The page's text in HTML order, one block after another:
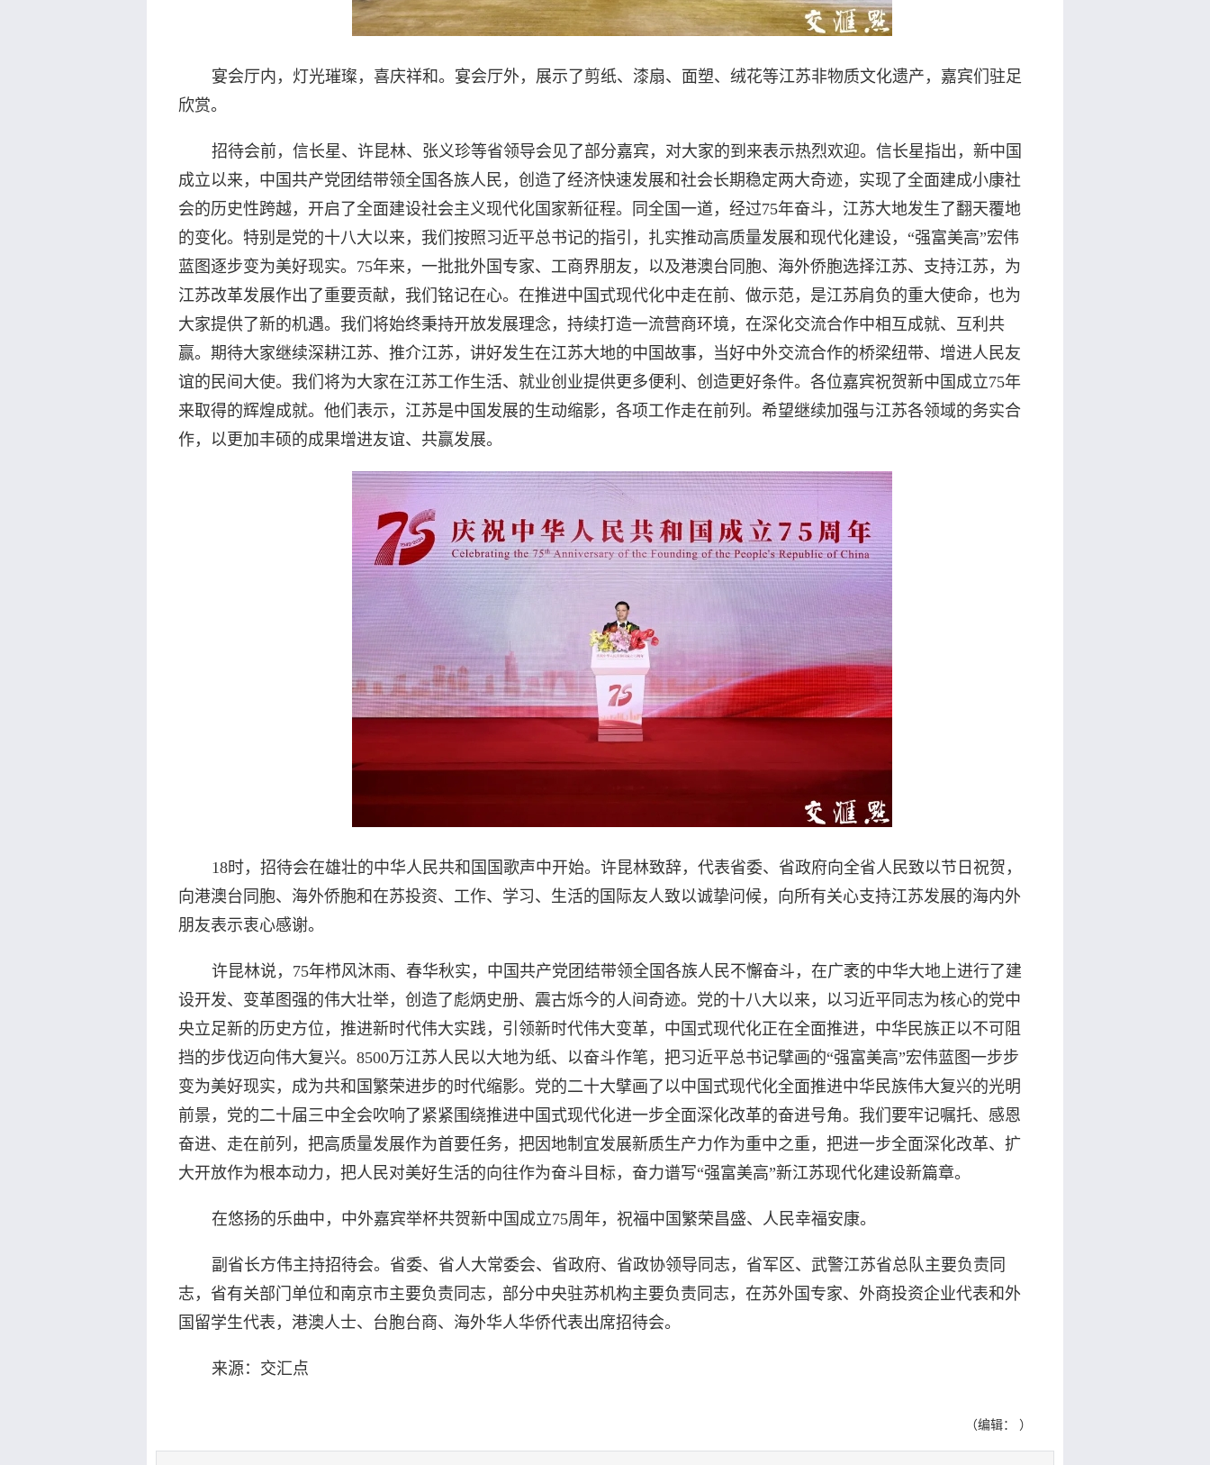
宴会厅内，灯光璀璨，喜庆祥和。宴会厅外，展示了剪纸、漆扇、面塑、绒花等江苏非物质文化遗产，嘉宾们驻足
欣赏。
招待会前，信长星、许昆林、张义珍等省领导会见了部分嘉宾，对大家的到来表示热烈欢迎。信长星指出，新中国
成立以来，中国共产党团结带领全国各族人民，创造了经济快速发展和社会长期稳定两大奇迹，实现了全面建成小康社
会的历史性跨越，开启了全面建设社会主义现代化国家新征程。同全国一道，经过75年奋斗，江苏大地发生了翻天覆地
的变化。特别是党的十八大以来，我们按照习近平总书记的指引，扎实推动高质量发展和现代化建设，“强富美高”宏伟
蓝图逐步变为美好现实。75年来，一批批外国专家、工商界朋友，以及港澳台同胞、海外侨胞选择江苏、支持江苏，为
江苏改革发展作出了重要贡献，我们铭记在心。在推进中国式现代化中走在前、做示范，是江苏肩负的重大使命，也为
大家提供了新的机遇。我们将始终秉持开放发展理念，持续打造一流营商环境，在深化交流合作中相互成就、互利共
赢。期待大家继续深耕江苏、推介江苏，讲好发生在江苏大地的中国故事，当好中外交流合作的桥梁纽带、增进人民友
谊的民间大使。我们将为大家在江苏工作生活、就业创业提供更多便利、创造更好条件。各位嘉宾祝贺新中国成立75年
来取得的辉煌成就。他们表示，江苏是中国发展的生动缩影，各项工作走在前列。希望继续加强与江苏各领域的务实合
作，以更加丰硕的成果增进友谊、共赢发展。
18时，招待会在雄壮的中华人民共和国国歌声中开始。许昆林致辞，代表省委、省政府向全省人民致以节日祝贺，
向港澳台同胞、海外侨胞和在苏投资、工作、学习、生活的国际友人致以诚挚问候，向所有关心支持江苏发展的海内外
朋友表示衷心感谢。
许昆林说，75年栉风沐雨、春华秋实，中国共产党团结带领全国各族人民不懈奋斗，在广袤的中华大地上进行了建
设开发、变革图强的伟大壮举，创造了彪炳史册、震古烁今的人间奇迹。党的十八大以来，以习近平同志为核心的党中
央立足新的历史方位，推进新时代伟大实践，引领新时代伟大变革，中国式现代化正在全面推进，中华民族正以不可阻
挡的步伐迈向伟大复兴。8500万江苏人民以大地为纸、以奋斗作笔，把习近平总书记擘画的“强富美高”宏伟蓝图一步步
变为美好现实，成为共和国繁荣进步的时代缩影。党的二十大擘画了以中国式现代化全面推进中华民族伟大复兴的光明
前景，党的二十届三中全会吹响了紧紧围绕推进中国式现代化进一步全面深化改革的奋进号角。我们要牢记嘱托、感恩
奋进、走在前列，把高质量发展作为首要任务，把因地制宜发展新质生产力作为重中之重，把进一步全面深化改革、扩
大开放作为根本动力，把人民对美好生活的向往作为奋斗目标，奋力谱写“强富美高”新江苏现代化建设新篇章。
在悠扬的乐曲中，中外嘉宾举杯共贺新中国成立75周年，祝福中国繁荣昌盛、人民幸福安康。
副省长方伟主持招待会。省委、省人大常委会、省政府、省政协领导同志，省军区、武警江苏省总队主要负责同
志，省有关部门单位和南京市主要负责同志，部分中央驻苏机构主要负责同志，在苏外国专家、外商投资企业代表和外
国留学生代表，港澳人士、台胞台商、海外华人华侨代表出席招待会。
来源：交汇点
（编辑： ）